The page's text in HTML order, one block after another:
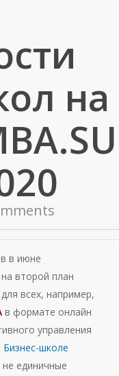
на
в июне
второй план
всех, например,
в формате онлайн
управления
Бизнес-школе
единичные